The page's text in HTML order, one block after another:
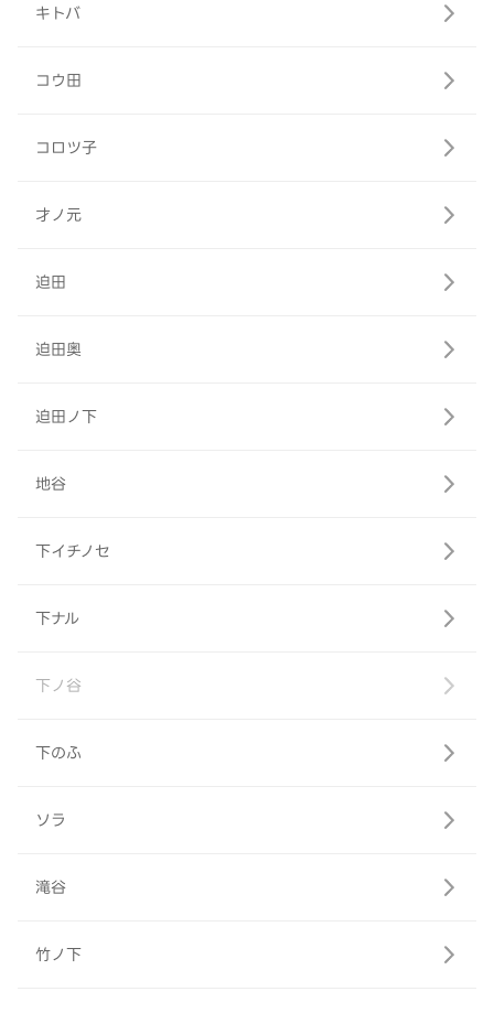
キトバ
コウ田
コロツ子
才ノ元
迫田
迫田奥
迫田ノ下
地谷
下イチノセ
下ナル
下ノ谷
下のふ
ソラ
滝谷
竹ノ下